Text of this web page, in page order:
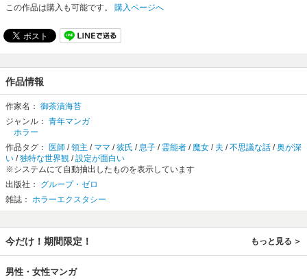
この作品は購入も可能です。 購入ページへ
作品情報
作家名： 御茶漬海苔
ジャンル： 青年マンガ
ホラー
作品タグ： 医師 /領主 / ママ /彼氏 / 息子 / 霊能者 / 魔女 / 夫 /不思議な話 /奥が深
い /独特な世界観 /設定が面白い
※システムにて自動抽出したものを表示しています
出版社： グループ・ゼロ
雑誌： ホラーエクスタシー
今だけ！期間限定！ もっと見る
男性・女性マンガ